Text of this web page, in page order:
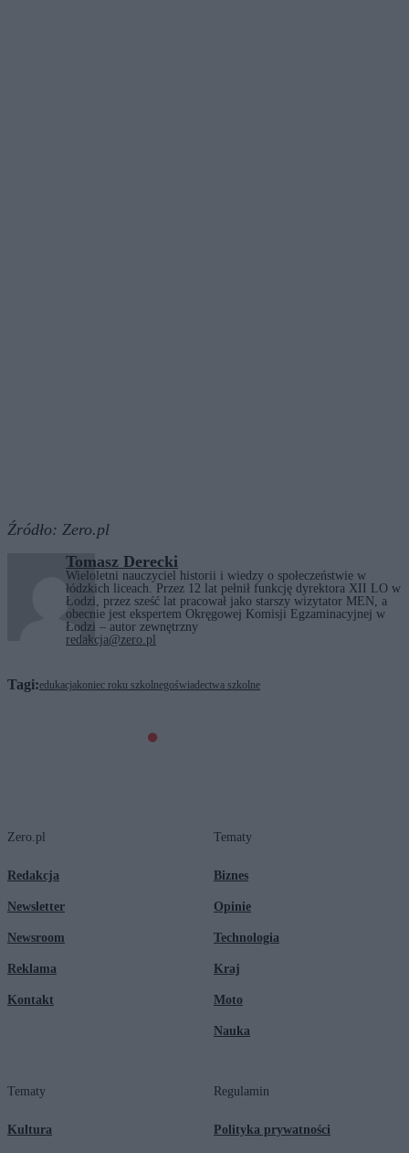
Źródło: Zero.pl
Tomasz Derecki
Wieloletni nauczyciel historii i wiedzy o społeczeństwie w
łódzkich liceach. Przez 12 lat pełnił funkcję dyrektora XII LO w
Łodzi, przez sześć lat pracował jako starszy wizytator MEN, a
obecnie jest ekspertem Okręgowej Komisji Egzaminacyjnej w
Łodzi – autor zewnętrzny
redakcja@zero.pl
Tagi:edukacjakoniec roku szkolnegoświadectwa szkolne
Zero.pl
Redakcja
Newsletter
Newsroom
Reklama
Kontakt
Tematy
Biznes
Opinie
Technologia
Kraj
Moto
Nauka
Tematy
Kultura
Regulamin
Polityka prywatności